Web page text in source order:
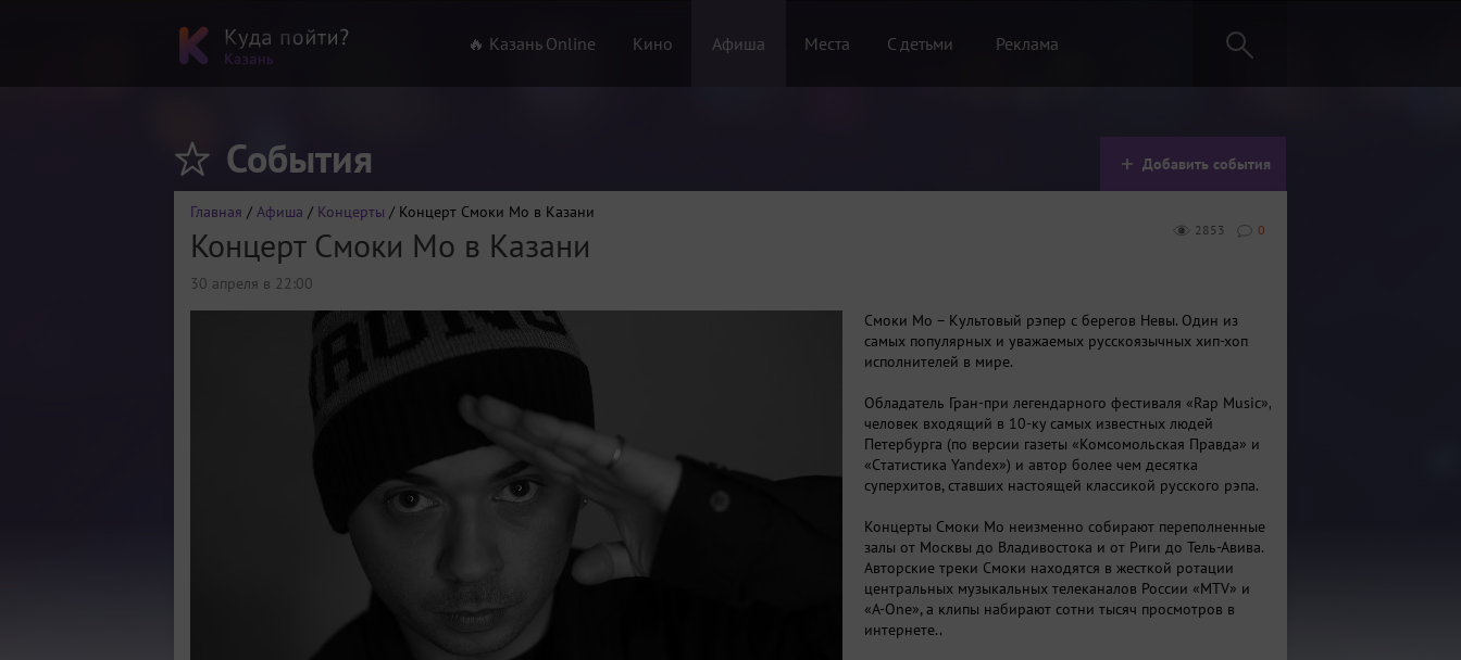
🔥 Казань Online Кино Афиша Места С детьми Реклама
События Добавить события
Главная / Афиша / Концерты / Концерт Смоки Мо в Казани
0
2853
Концерт Смоки Мо в Казани
30 апреля в 22:00
Смоки Мо – Культовый рэпер с берегов Невы. Один из
самых популярных и уважаемых русскоязычных хип-хоп
исполнителей в мире.
Обладатель Гран-при легендарного фестиваля «Rap Music»,
человек входящий в 10-ку самых известных людей
Петербурга (по версии газеты «Комсомольская Правда» и
«Cтатистика Yandex») и автор более чем десятка
суперхитов, ставших настоящей классикой русского рэпа.
Концерты Смоки Мо неизменно собирают переполненные
залы от Москвы до Владивостока и от Риги до Тель-Авива.
Авторские треки Смоки находятся в жесткой ротации
центральных музыкальных телеканалов России «MTV» и
«A-One», а клипы набирают сотни тысяч просмотров в
интернете..